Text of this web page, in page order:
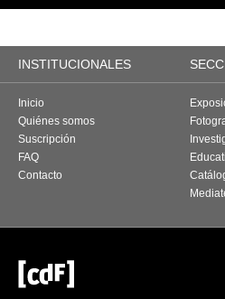
INSTITUCIONALES
Inicio
Quiénes somos
Suscripción
FAQ
Contacto